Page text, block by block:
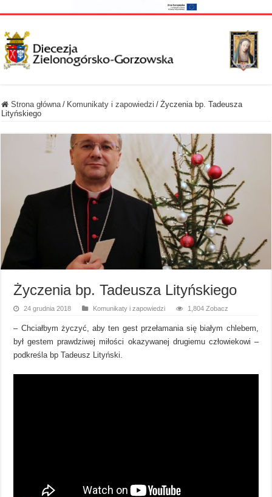
Strona główna / Komunikaty i zapowiedzi / Życzenia bp. Tadeusza
Lityńskiego
Życzenia bp. Tadeusza Lityńskiego
24 grudnia 2018 Komunikaty i zapowiedzi 1,804 Zobacz
– Chciałbym życzyć, aby ten gest przełamania się białym chlebem,
był gestem prawdziwej miłości okazywanej drugiemu człowiekowi –
podkreśla bp Tadeusz Lityński.